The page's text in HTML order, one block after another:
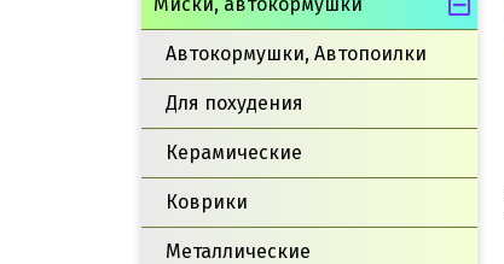
Автокормушки, Автопоилки
Для похудения
Керамические
Коврики
Металлические